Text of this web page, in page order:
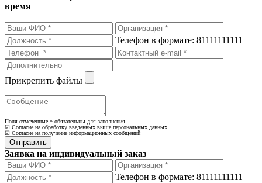
время
Телефон в формате: 81111111111
Прикрепить файлы
Поля отмеченные * обязательны для заполнения.
☑ Согласие на обработку введенных выше персональных данных
☑ Согласие на получение информационных сообщений
Заявка на индивидуальный заказ
Телефон в формате: 81111111111